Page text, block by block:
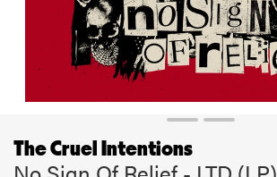
The Cruel Intentions